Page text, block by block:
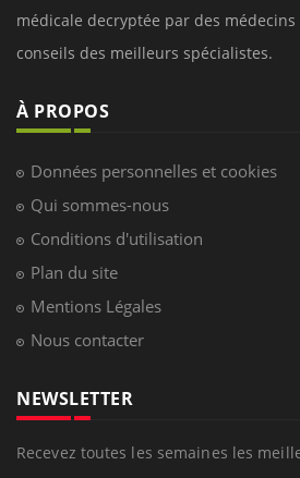
médicale decryptée par des médecins
conseils des meilleurs spécialistes.
À PROPOS
Données personnelles et cookies
Qui sommes-nous
Conditions d'utilisation
Plan du site
Mentions Légales
Nous contacter
NEWSLETTER
Recevez toutes les semaines les